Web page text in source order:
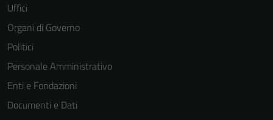
Uffici
Organi di Governo
Politici
Personale Amministrativo
Enti e Fondazioni
Documenti e Dati